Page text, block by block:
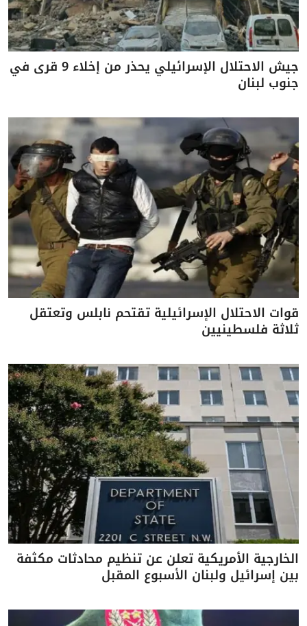
جيش الاحتلال الإسرائيلي يحذر من إخلاء 9 قرى في
جنوب لبنان
قوات الاحتلال الإسرائيلية تقتحم نابلس وتعتقل
ثلاثة فلسطينيين
الخارجية الأمريكية تعلن عن تنظيم محادثات مكثفة
بين إسرائيل ولبنان الأسبوع المقبل